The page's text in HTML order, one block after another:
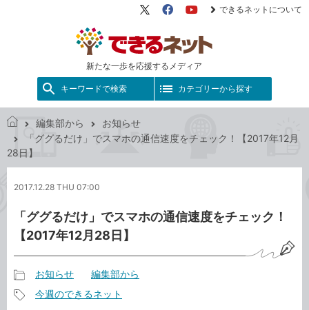
新たな一歩を応援するメディア
X（旧
FacebookYouTube
できるネットについて
キーワードで検索 カテゴリーから探す
き
ッ
編集部から
お知らせ
「ググるだけ」でスマホの通信速度をチェック！【2017年12月
28日】
2017.12.28 THU 07:00
「ググるだけ」でスマホの通信速度をチェック！
【2017年12月28日】
事
お知らせ 編集部から
今週のできるネット